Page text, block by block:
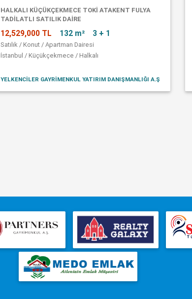
HALKALI KÜÇÜKÇEKMECE TOKİ ATAKENT FULYA
TADİLATLI SATILIK DAİRE
12,529,000 TL 132 m² 3 + 1
Satılık / Konut / Apartman Dairesi
İstanbul / Küçükçekmece / Halkalı
YELKENCİLER GAYRİMENKUL YATIRIM DANIŞMANLIĞI A.Ş